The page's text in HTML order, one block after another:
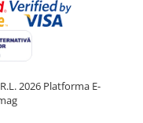
2026 Platforma E-